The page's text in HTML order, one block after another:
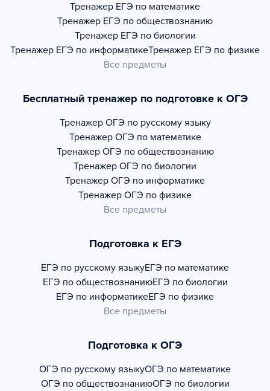
Тренажер ЕГЭ по математике
Тренажер ЕГЭ по обществознанию
Тренажер ЕГЭ по биологии
Тренажер ЕГЭ по информатикеТренажер ЕГЭ по физике
Все предметы
Бесплатный тренажер по подготовке к ОГЭ
Тренажер ОГЭ по русскому языку
Тренажер ОГЭ по математике
Тренажер ОГЭ по обществознанию
Тренажер ОГЭ по биологии
Тренажер ОГЭ по информатике
Тренажер ОГЭ по физике
Все предметы
Подготовка к ЕГЭ
ЕГЭ по русскому языкуЕГЭ по математике
ЕГЭ по обществознаниюЕГЭ по биологии
ЕГЭ по информатикеЕГЭ по физике
Все предметы
Подготовка к ОГЭ
ОГЭ по русскому языкуОГЭ по математике
ОГЭ по обществознаниюОГЭ по биологии